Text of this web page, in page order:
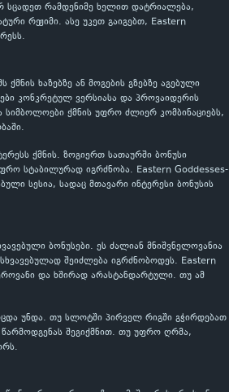
სცადეთ რამდენიმე ხელით დატრიალება,
რეჟიმი. ასე უკეთ გაიგებთ, Eastern
ხაზებზე ან მოგების გზებზე აგებული
კონკრეტულ ვერსიასა და პროვაიდერის
სიმბოლოები ქმნის უფრო ძლიერ კომბინაციებს,
ქმნის. ზოგიერთ სათაურში ბონუსი
სტაბილურად იგრძნობა. Eastern Goddesses-
სესია, სადაც მთავარი ინტერესი ბონუსის
ბონუსები. ეს ძალიან მნიშვნელოვანია
შეიძლება იგრძნობოდეს. Eastern
და ხშირად არასტანდარტული. თუ ამ
უნდა. თუ სლოტში პირველ რიგში გჭირდებათ
შეგიქმნით. თუ უფრო ღრმა,